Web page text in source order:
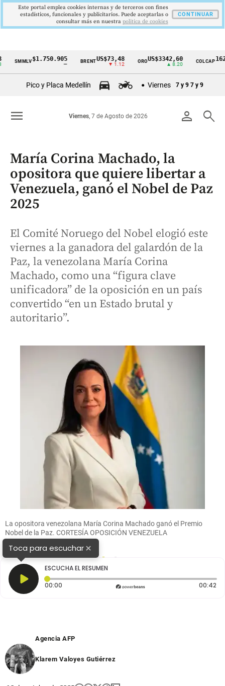
Cintillo
Colombia
$1.750.905 BRENT US$73,48
▼ 1.12
ORO US$3342,60 COLCAP
Pico y Placa Medellín Viernes 7 y 9 7 y 9
person search
Viernes, 7 de Agosto de 2026
menu
María Corina Machado, la
opositora que quiere libertar a
Venezuela, ganó el Nobel de Paz
2025
El Comité Noruego del Nobel elogió este
viernes a la ganadora del galardón de la
Paz, la venezolana María Corina
Machado, como una “figura clave
unificadora” de la oposición en un país
convertido “en un Estado brutal y
autoritario”.
La opositora venezolana María Corina Machado ganó el Premio
Nobel de la Paz. CORTESÍA OPOSICIÓN VENEZUELA
Toca para escuchar×
ESCUCHA EL RESUMEN
00:00 Tiempo transcurrido: 0 segundos 00:42
Agencia AFP
Klarem Valoyes Gutiérrez
Este portal emplea cookies internas y de terceros con fines
estadísticos, funcionales y publicitarios. Puede aceptarlas o
consultar más en nuestra politica de cookies
CONTINUAR